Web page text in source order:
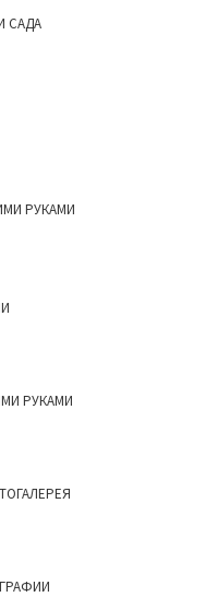
САДА
РУКАМИ
РУКАМИ